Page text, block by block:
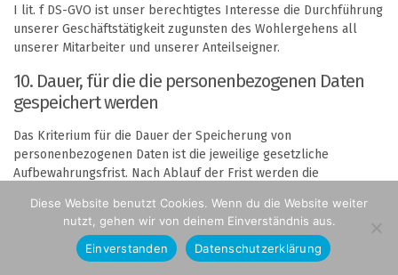
I lit. f DS-GVO ist unser berechtigtes Interesse die Durchführung
unserer Geschäftstätigkeit zugunsten des Wohlergehens all
unserer Mitarbeiter und unserer Anteilseigner.
10. Dauer, für die die personenbezogenen Daten
gespeichert werden
Das Kriterium für die Dauer der Speicherung von
personenbezogenen Daten ist die jeweilige gesetzliche
Aufbewahrungsfrist. Nach Ablauf der Frist werden die
mehr zur Vertragserfüllung oder Vertragsanbahnung
erforderlich sind.
11. Gesetzliche oder vertragliche Vorschriften zur
Diese Website benutzt Cookies. Wenn du die Website weiter
nutzt, gehen wir von deinem Einverständnis aus.
Einverstanden
Datenschutzerklärung